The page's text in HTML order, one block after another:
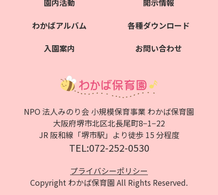
園内活動
わかばアルバム
入園案内
開示情報
各種ダウンロード
お問い合わせ
NPO 法人みのり会 小規模保育事業 わかば保育園
大阪府堺市北区北⻑尾町8−1−22
JR 阪和線「堺市駅」より徒歩 15 分程度
TEL:072-252-0530
プライバシーポリシー
Copyright わかば保育園 All Rights Reserved.